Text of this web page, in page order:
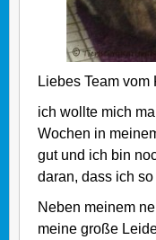
Liebes Team
ich wollte mich
Wochen in
gut und ich bin
daran, dass ich
Neben meinem
meine große